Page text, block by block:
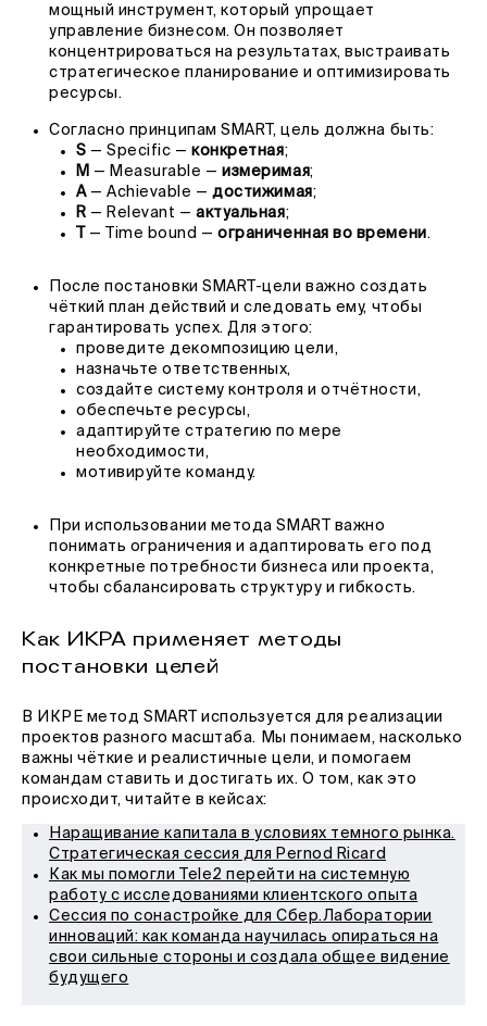
мощный инструмент, который упрощает
управление бизнесом. Он позволяет
концентрироваться на результатах, выстраивать
стратегическое планирование и оптимизировать
ресурсы.
Согласно принципам SMART, цель должна быть:
S — Specific —конкретная;
M — Measurable —измеримая;
A — Achievable —достижимая;
R — Relevant — актуальная;
— Time bound —ограниченная во времени.
После постановки SMART-цели важно создать
чёткий план действий и следовать ему, чтобы
гарантировать успех. Для этого:
проведите декомпозицию цели,
назначьте ответственных,
создайте систему контроля и отчётности,
обеспечьте ресурсы,
адаптируйте стратегию по мере
необходимости,
мотивируйте команду.
При использовании метода SMART важно
понимать ограничения и адаптировать его под
конкретные потребности бизнеса или проекта,
чтобы сбалансировать структуру и гибкость.
Как ИКРА применяет методы
постановки целей
В ИКРЕ метод SMART используется для реализации
проектов разного масштаба. Мы понимаем, насколько
важны чёткие и реалистичные цели, и помогаем
командам ставить и достигать их. О том, как это
происходит, читайте в кейсах:
Наращивание капитала в условиях темного рынка.
Стратегическая сессия для Pernod Ricard
Как мы помогли Tele2 перейти на системную
работу с исследованиями клиентского опыта
Сессия по сонастройке для Сбер.Лаборатории
инноваций: как команда научилась опираться на
свои сильные стороны и создала общее видение
будущего